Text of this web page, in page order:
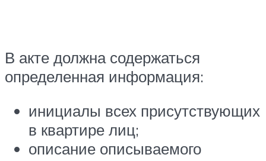
В акте должна содержаться
определенная информация:
инициалы всех присутствующих
в квартире лиц;
описание описываемого